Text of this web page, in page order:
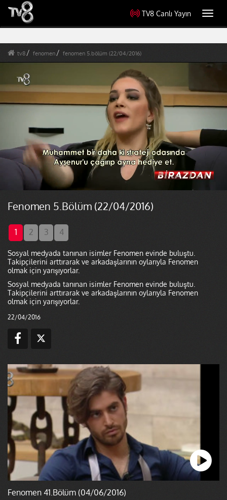
TV8 Canlı Yayın
tv8 fenomen fenomen 5.bölüm (22/04/2016)
Fenomen 5.Bölüm (22/04/2016)
1 2 3 4
Sosyal medyada tanınan isimler Fenomen evinde buluştu.
Takipçilerini arttırarak ve arkadaşlarının oylarıyla Fenomen
olmak için yarışıyorlar.
Sosyal medyada tanınan isimler Fenomen evinde buluştu.
Takipçilerini arttırarak ve arkadaşlarının oylarıyla Fenomen
olmak için yarışıyorlar.
22/04/2016
Fenomen 41.Bölüm (04/06/2016)